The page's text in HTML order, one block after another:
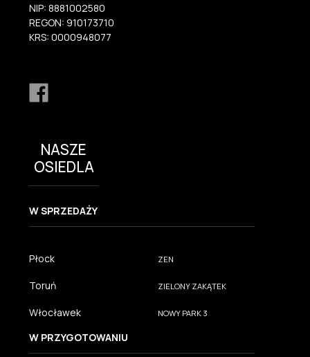
NIP: 8881002580
REGON: 910173710
KRS: 0000948077
NASZE
OSIEDLA
W SPRZEDAŻY
Płock ZEN
Toruń ZIELONY ZAKĄTEK
Włocławek NOWY PARK 3
W PRZYGOTOWANIU